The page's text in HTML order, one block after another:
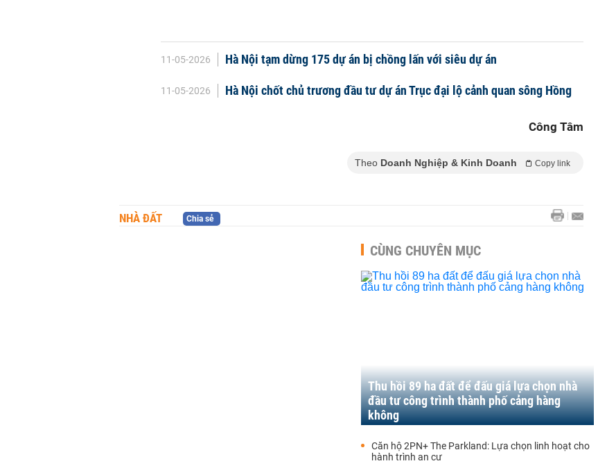
11-05-2026 Hà Nội tạm dừng 175 dự án bị chồng lấn với siêu dự án
11-05-2026 Hà Nội chốt chủ trương đầu tư dự án Trục đại lộ cảnh quan sông Hồng
Công Tâm
Theo Doanh Nghiệp & Kinh Doanh Copy link
NHÀ ĐẤT Chia sẻ
CÙNG CHUYÊN MỤC
Thu hồi 89 ha đất để đấu giá lựa chọn nhà
đầu tư công trình thành phố cảng hàng
không
Căn hộ 2PN+ The Parkland: Lựa chọn linh hoạt cho
hành trình an cư